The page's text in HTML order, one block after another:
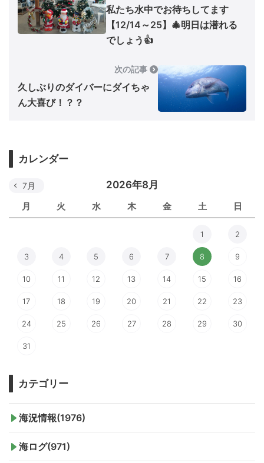
私たち水中でお待ちしてます
【12/14～25】🎄明日は潜れる
でしょう👍
次の記事
久しぶりのダイバーにダイちゃ
ん大喜び！？？
カレンダー
2026年8月
月 火 水 木 金 土 日
7月
1 2
3 4 5 6 7 8 9
10 11 12 13 14 15 16
17 18 19 20 21 22 23
24 25 26 27 28 29 30
31
カテゴリー
海況情報(1976)
海ログ(971)